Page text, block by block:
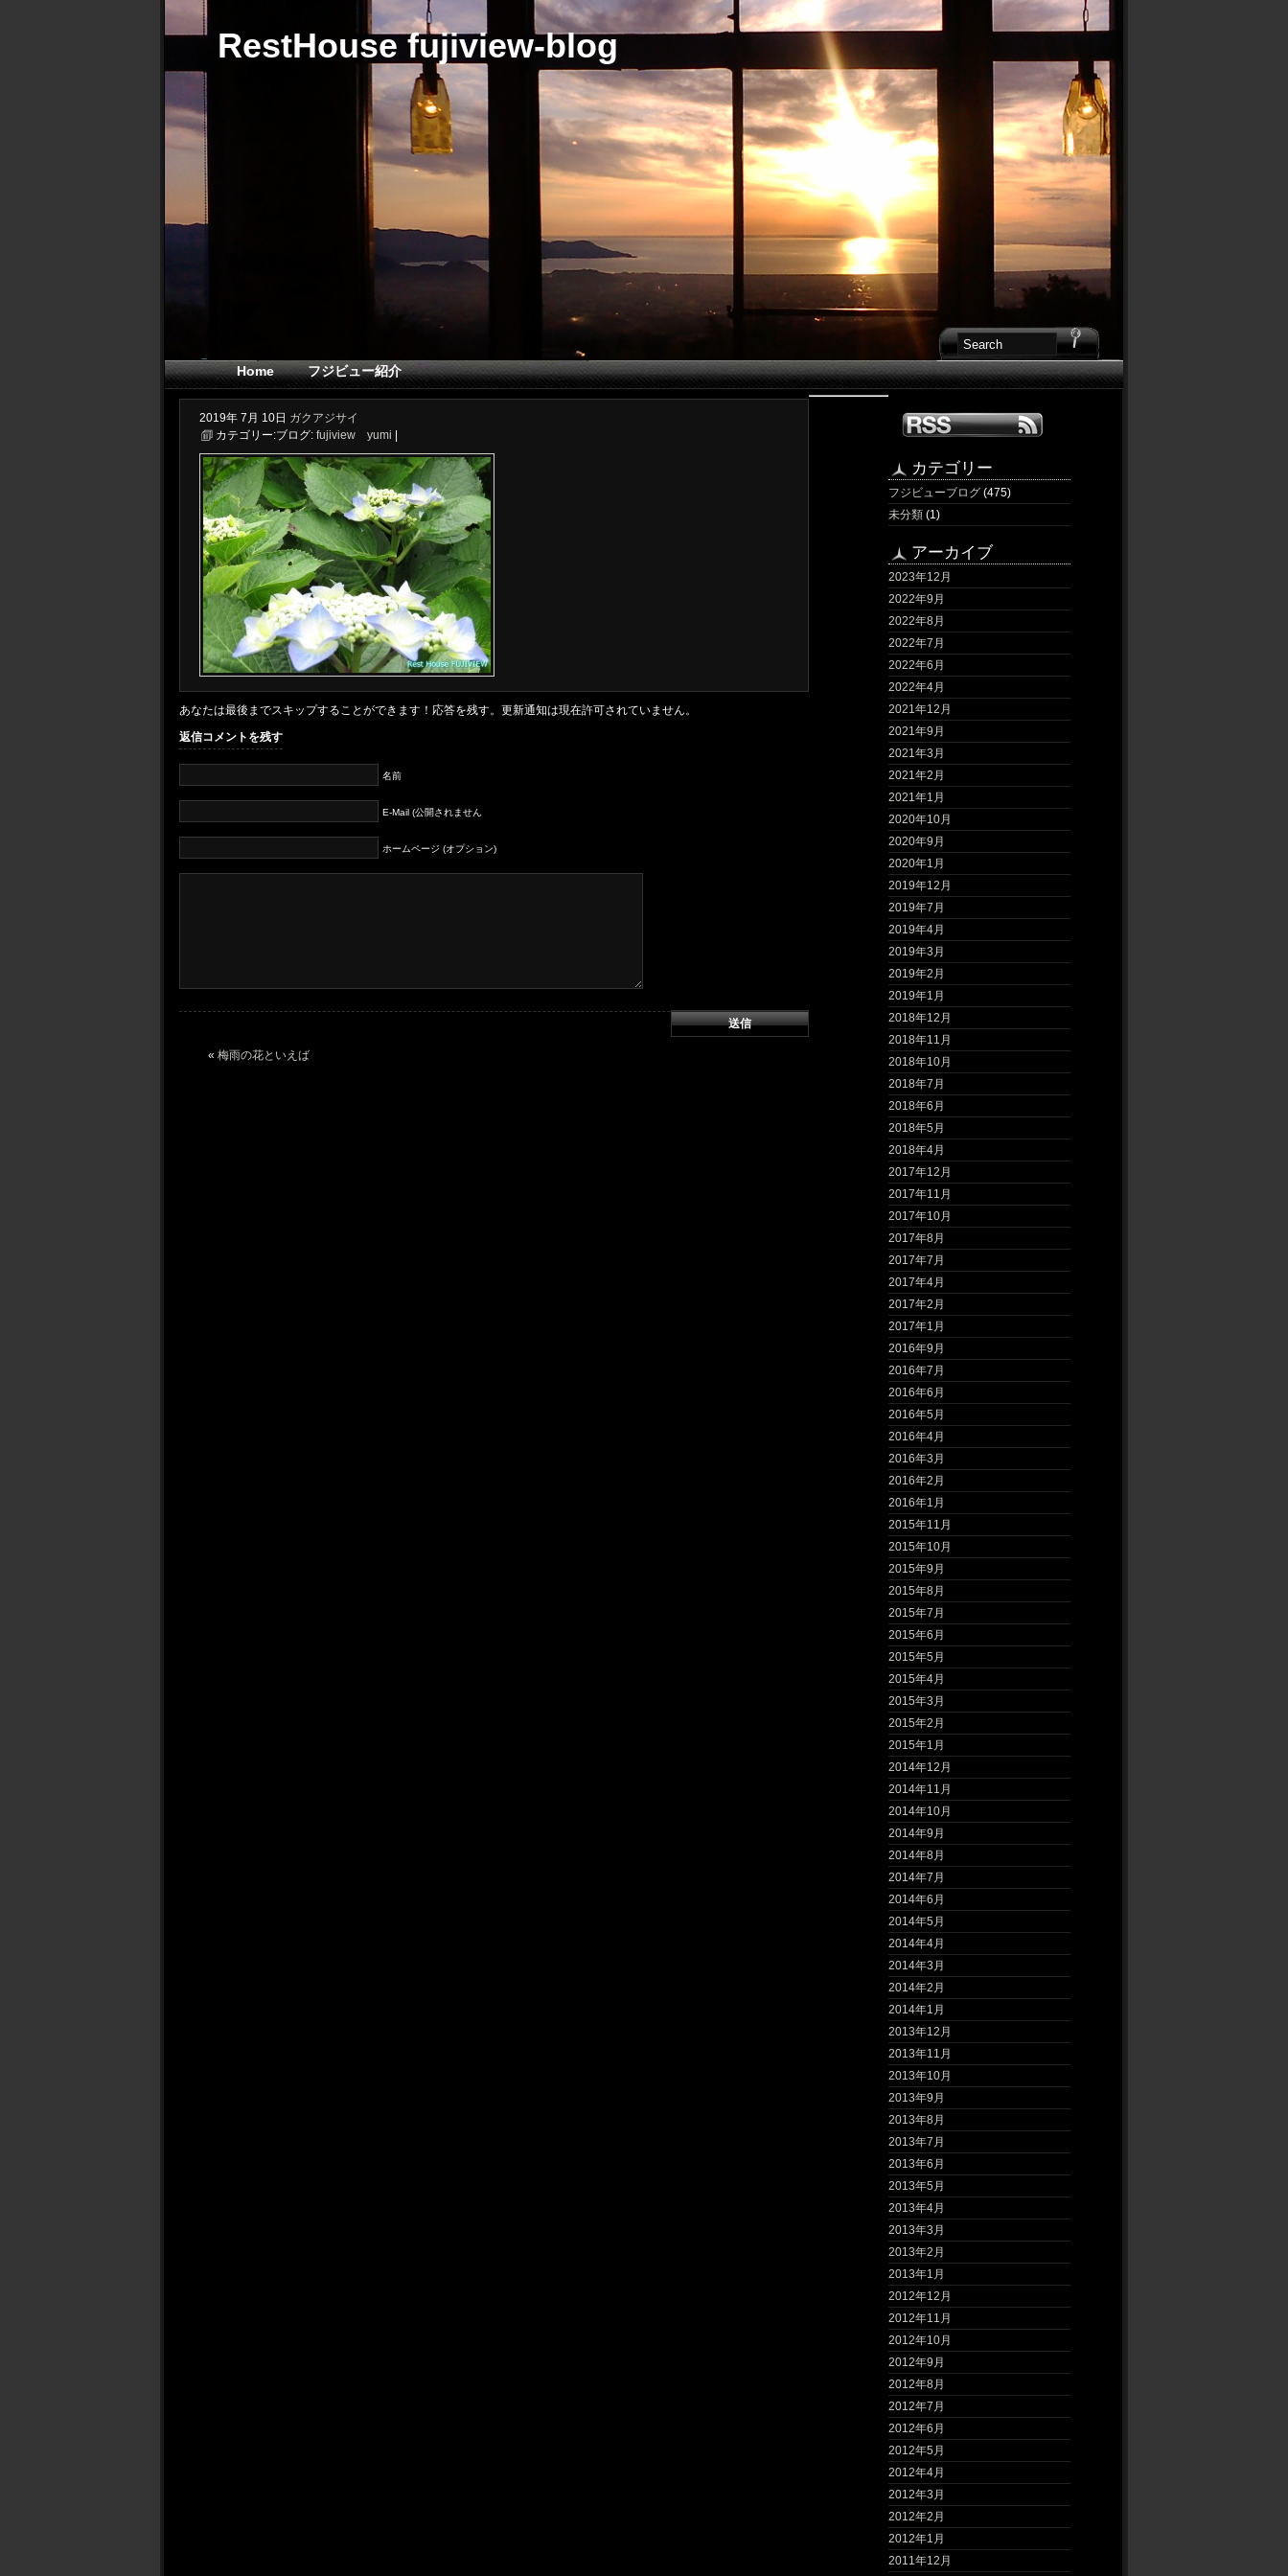
RestHouse fujiview-blog
Home フジビュー紹介
カテゴリー
フジビューブログ (475)
未分類 (1)
アーカイブ
2023年12月
2022年9月
2022年8月
2022年7月
2022年6月
2022年4月
2021年12月
2021年9月
2021年3月
2021年2月
2021年1月
2020年10月
2020年9月
2020年1月
2019年12月
2019年7月
2019年4月
2019年3月
2019年2月
2019年1月
2018年12月
2018年11月
2018年10月
2018年7月
2018年6月
2018年5月
2018年4月
2017年12月
2017年11月
2017年10月
2017年8月
2017年7月
2017年4月
2017年2月
2017年1月
2016年9月
2016年7月
2016年6月
2016年5月
2016年4月
2016年3月
2016年2月
2016年1月
2015年11月
2015年10月
2015年9月
2015年8月
2015年7月
2015年6月
2015年5月
2015年4月
2015年3月
2015年2月
2015年1月
2014年12月
2014年11月
2014年10月
2014年9月
2014年8月
2014年7月
2014年6月
2014年5月
2014年4月
2014年3月
2014年2月
2014年1月
2013年12月
2013年11月
2013年10月
2013年9月
2013年8月
2013年7月
2013年6月
2013年5月
2013年4月
2013年3月
2013年2月
2013年1月
2012年12月
2012年11月
2012年10月
2012年9月
2012年8月
2012年7月
2012年6月
2012年5月
2012年4月
2012年3月
2012年2月
2012年1月
2011年12月
2019年 7月 10日 ガクアジサイ
ブログ: fujiview yumi
カテゴリー:
あなたは最後までスキップすることができます！応答を残す。更新通知は現在許可されていません。
返信コメントを残す
名前
E-Mail (公開されません
ホームページ (オプション)
« 梅雨の花といえば